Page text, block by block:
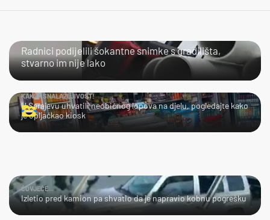
Radnici podijelili šokantne snimke s gradilišta,
stvarno im nije lako
KAKVA SNALAŽLJIVOST!
U Sarajevu uhvatili neobičnog lopova na djelu, pogledajte kako
je opljačkao kiosk
ČOVJEČE...
Izletio pred kamion pa shvatio da je napravio kobnu pogrešku